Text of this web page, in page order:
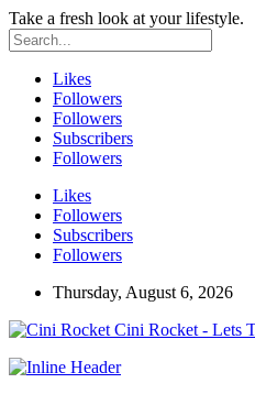
Take a fresh look at your lifestyle.
Likes
Followers
Followers
Subscribers
Followers
Likes
Followers
Subscribers
Followers
Thursday, August 6, 2026
Cini Rocket - Lets